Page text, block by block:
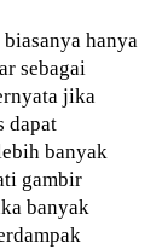
hanya
sebagai
jika
dapat
banyak
gambir
banyak